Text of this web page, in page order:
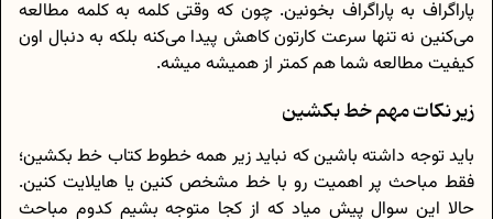
پاراگراف به پاراگراف بخونین. چون که وقتی کلمه به کلمه مطالعه
می‌کنین نه‌ تنها سرعت کارتون کاهش پیدا می‌کنه بلکه به دنبال اون
کیفیت مطالعه شما هم کمتر از همیشه میشه.
زیر نکات مهم خط بکشین
باید توجه داشته باشین که نباید زیر همه خطوط کتاب خط بکشین؛
فقط مباحث پر اهمیت رو با خط مشخص کنین یا هایلایت کنین.
حالا این سوال پیش میاد که از کجا متوجه بشیم کدوم مباحث